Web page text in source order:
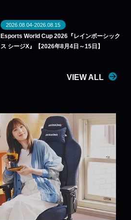
2026.08.04-2026.08.15
Esports World Cup 2026『レインボーシック
ス シージX』【2026年8月4日～15日】
VIEW ALL